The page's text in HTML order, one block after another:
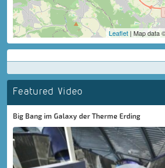
Leaflet | Map data
Featured Video
Big Bang im Galaxy der Therme Erding